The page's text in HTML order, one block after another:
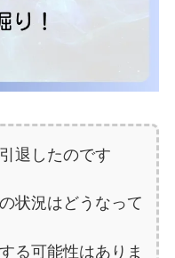
退したのです
状況はどうなって
る可能性はありま